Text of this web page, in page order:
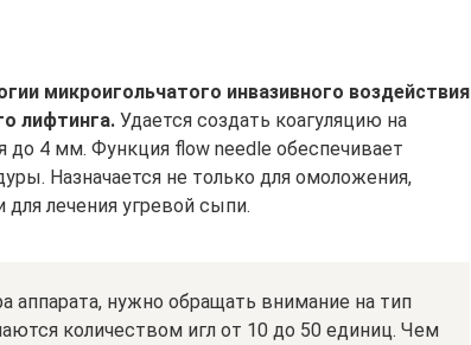
микроигольчатого инвазивного воздействия
лифтинга. Удается создать коагуляцию на
до 4 мм. Функция flow needle обеспечивает
Назначается не только для омоложения,
для лечения угревой сыпи.
аппарата, нужно обращать внимание на тип
количеством игл от 10 до 50 единиц. Чем